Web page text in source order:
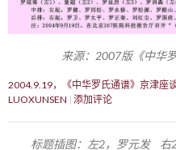
来源：2007版《中
2004.9.19，《中华罗氏通谱》京津座
LUOXUNSEN 添加评论
标题插图：左2，罗元发